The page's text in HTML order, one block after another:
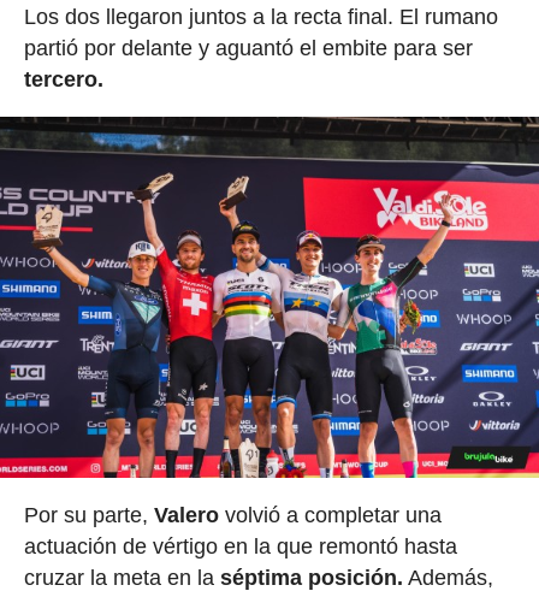
Los dos llegaron juntos a la recta final. El rumano
partió por delante y aguantó el embite para ser
tercero.
Por su parte, Valerovolvió a completar una
actuación de vértigo en la que remontó hasta
cruzar la meta en la séptima posición. Además,